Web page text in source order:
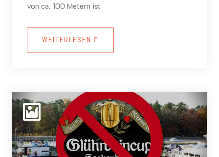
von ca. 100 Metern ist
WEITERLESEN